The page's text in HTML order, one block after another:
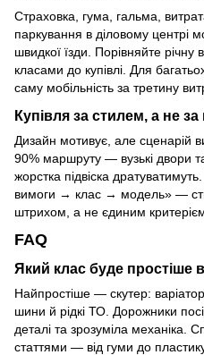
Страховка, гума, гальма,
паркування в діловому центрі
швидкої їзди. Порівняйте річну
класами до купівлі. Для
саму мобільність за третину
Купівля за стилем, а не
Дизайн мотивує, але сценарій
90% маршруту — вузькі двори
жорстка підвіска
вимоги → клас → модель» —
штрихом, а не єдиним
FAQ
Який клас буде простіше
Найпростіше — скутер:
шини й рідкі ТО. Дорожники
деталі та зрозуміла механіка.
статтями — від гуми до